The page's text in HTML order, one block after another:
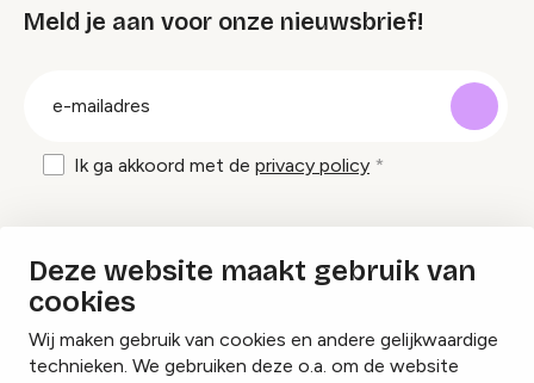
Deze website maakt gebruik van
cookies
Wij maken gebruik van cookies en andere gelijkwaardige
technieken. We gebruiken deze o.a. om de website
Meld je aan voor onze nieuwsbrief!
Ik ga akkoord met de privacy policy
Inspiratie en tips om evenementen te
organiseren?
Lees onze inspiratieblogs